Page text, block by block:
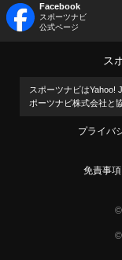
Facebook
スポーツナビ
公式ページ
ス
スポーツナビはYahoo!
ポーツナビ株式会社と
プライバ
免責事項
©
©